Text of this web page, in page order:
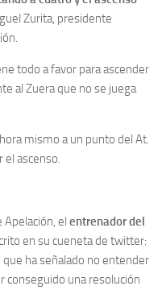
Zurita, presidente
todo a favor para ascender
al Zuera que no se juega
mismo a un punto del At.
el ascenso.
Apelación, el entrenador del
en su cueneta de twitter:
que ha señalado no entender
conseguido una resolución